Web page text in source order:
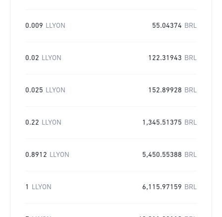
0.009 LLYON 55.04374 BRL
0.02 LLYON 122.31943 BRL
0.025 LLYON 152.89928 BRL
0.22 LLYON 1,345.51375 BRL
0.8912 LLYON 5,450.55388 BRL
1 LLYON 6,115.97159 BRL